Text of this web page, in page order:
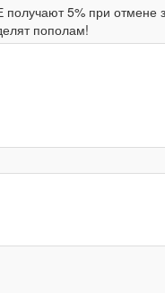
5% при отмене
пополам!